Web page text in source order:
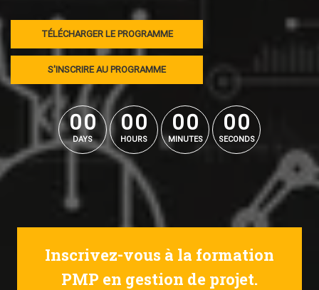
TÉLÉCHARGER LE PROGRAMME
S'INSCRIRE AU PROGRAMME
00
00
DAYS
00
00
HOURS
00
00
MINUTES
00
00
SECONDS
Inscrivez-vous à la formation
PMP en gestion de projet.